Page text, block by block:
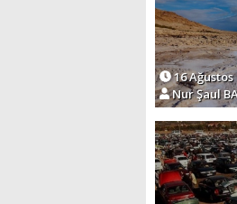
16 Ağustos
Nur Şaul